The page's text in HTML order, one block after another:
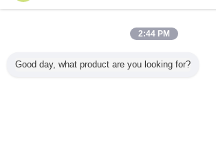
Wszystkie produkty
2:44 PM
Good day, what product are you looking for?